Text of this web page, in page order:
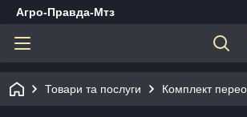
Агро-Правда-Мтз
Товари та послуги Комплект